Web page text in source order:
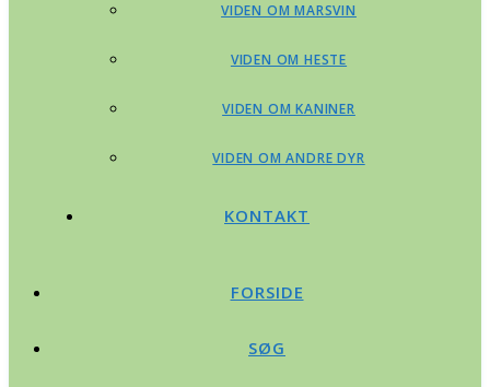
VIDEN OM MARSVIN
VIDEN OM HESTE
VIDEN OM KANINER
VIDEN OM ANDRE DYR
KONTAKT
FORSIDE
SØG